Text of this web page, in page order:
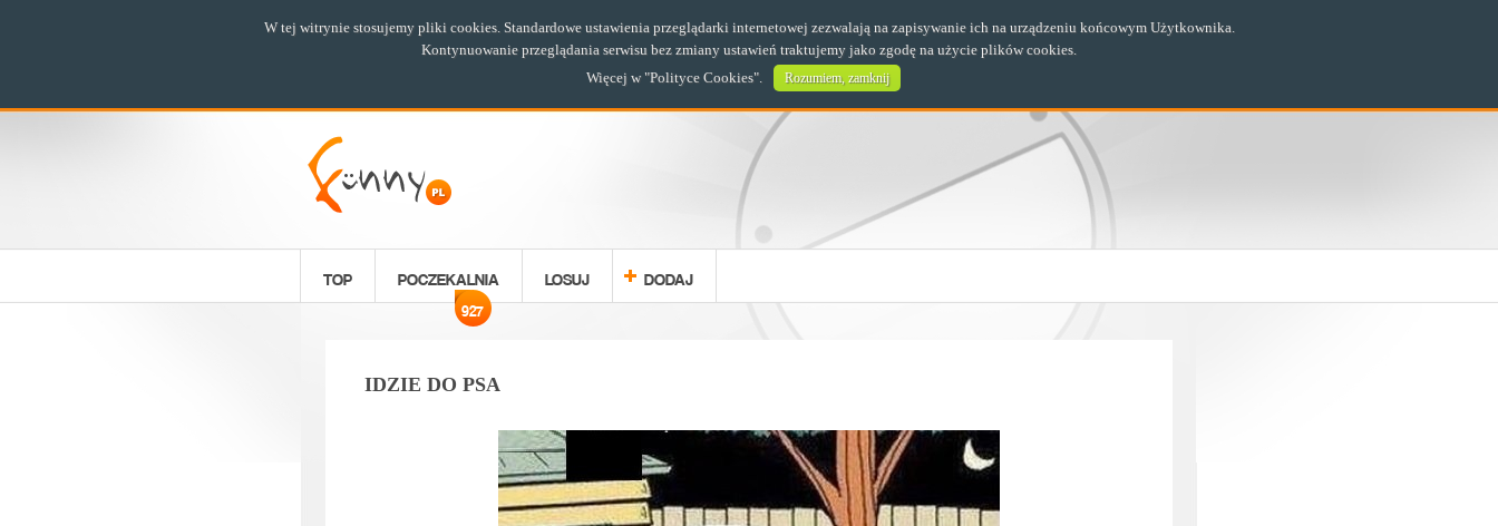
TOP POCZEKALNIA
927
LOSUJ DODAJ
IDZIE DO PSA
W tej witrynie stosujemy pliki cookies. Standardowe ustawienia przeglądarki internetowej zezwalają na zapisywanie ich na urządzeniu końcowym Użytkownika.
Kontynuowanie przeglądania serwisu bez zmiany ustawień traktujemy jako zgodę na użycie plików cookies.
Więcej w "Polityce Cookies". Rozumiem, zamknij